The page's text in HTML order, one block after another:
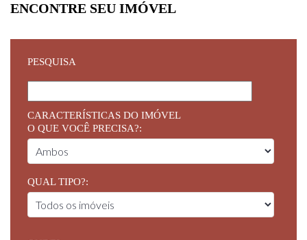
ENCONTRE SEU IMÓVEL
PESQUISA
CARACTERÍSTICAS DO IMÓVEL
O QUE VOCÊ PRECISA?:
QUAL TIPO?: